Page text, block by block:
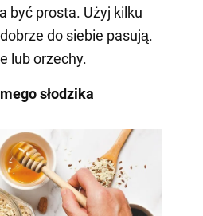
być prosta. Użyj kilku
do siebie pasują.
lub orzechy.
słodzika